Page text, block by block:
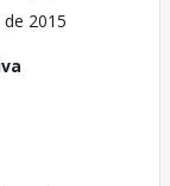
2015